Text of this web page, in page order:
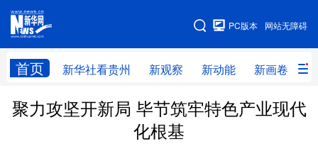
网站无障碍
PC版本
首页 新华社看贵州 新观察 新动能 新画卷
网站地图
新华社看贵州 新观察 新动能 新画卷
贵州领导
聚力攻坚开新局 毕节筑牢特色产业现代
化根基